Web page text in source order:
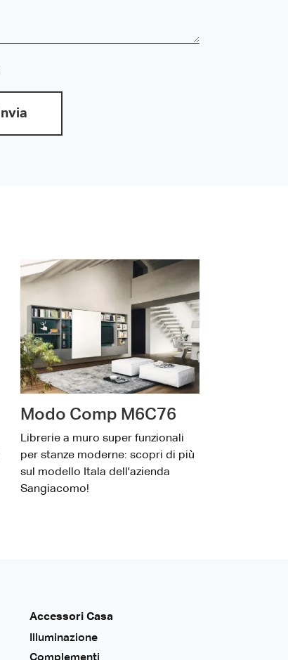
Invia
Modo Comp M6C76
Librerie a muro super funzionali
per stanze moderne: scopri di più
sul modello Itala dell'azienda
Sangiacomo!
Accessori Casa
Illuminazione